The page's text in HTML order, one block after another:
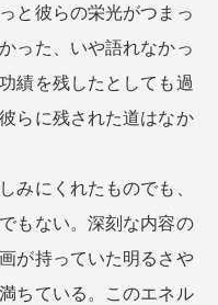
と彼らの栄光がつまっ
った、いや語れなかっ
績を残したとしても過
らに残された道はなか
みにくれたものでも、
もない。深刻な内容の
が持っていた明るさや
ちている。このエネル